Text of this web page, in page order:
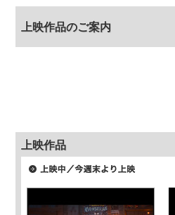
上映作品のご案内
上映作品